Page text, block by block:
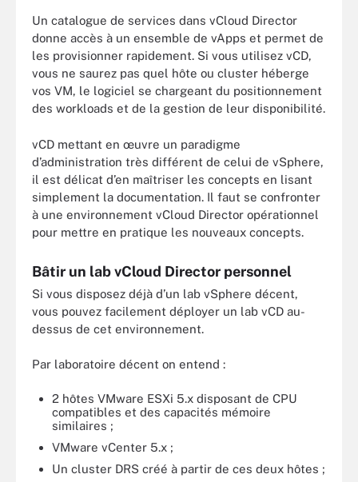
Un catalogue de services dans vCloud Director
donne accès à un ensemble de vApps et permet de
les provisionner rapidement. Si vous utilisez vCD,
vous ne saurez pas quel hôte ou cluster héberge
vos VM, le logiciel se chargeant du positionnement
des workloads et de la gestion de leur disponibilité.
vCD mettant en œuvre un paradigme
d’administration très différent de celui de vSphere,
il est délicat d’en maîtriser les concepts en lisant
simplement la documentation. Il faut se confronter
à une environnement vCloud Director opérationnel
pour mettre en pratique les nouveaux concepts.
Bâtir un lab vCloud Director personnel
Si vous disposez déjà d’un lab vSphere décent,
vous pouvez facilement déployer un lab vCD au-
dessus de cet environnement.
Par laboratoire décent on entend :
2 hôtes VMware ESXi 5.x disposant de CPU
compatibles et des capacités mémoire
similaires ;
VMware vCenter 5.x ;
Un cluster DRS créé à partir de ces deux hôtes ;